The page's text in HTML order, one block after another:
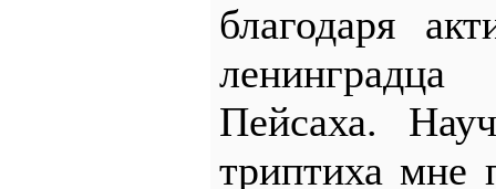
благодаря
ленинградца
Пейсаха.
триптиха мне